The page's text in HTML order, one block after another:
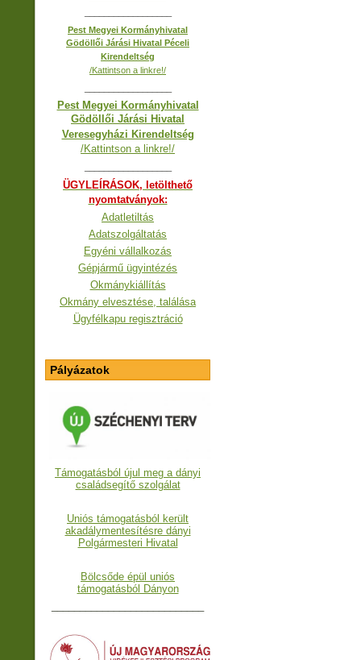
Pest Megyei Kormányhivatal
Gödöllői Járási Hivatal Péceli
Kirendeltség
/Kattintson a linkre!/
Pest Megyei Kormányhivatal
Gödöllői Járási Hivatal
Veresegyházi Kirendeltség
/Kattintson a linkre!/
ÜGYLEÍRÁSOK, letölthető
nyomtatványok:
Adatletiltás
Adatszolgáltatás
Egyéni vállalkozás
Gépjármű ügyintézés
Okmánykiállítás
Okmány elvesztése, találása
Ügyfélkapu regisztráció
Pályázatok
Támogatásból újul meg a dányi
családsegítő szolgálat
Uniós támogatásból került
akadálymentesítésre dányi
Polgármesteri Hivatal
Bölcsőde épül uniós
támogatásból Dányon